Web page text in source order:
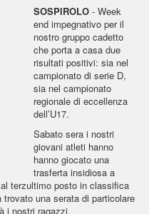
SOSPIROLO - Week
end impegnativo per il
nostro gruppo cadetto
che porta a casa due
risultati positivi: sia nel
campionato di serie D,
sia nel campionato
regionale di eccellenza
dell’U17.
Sabato sera i nostri
giovani atleti hanno
hanno giocato una
trasferta insidiosa a
terzultimo posto in classifica
una serata di particolare
i nostri ragazzi.